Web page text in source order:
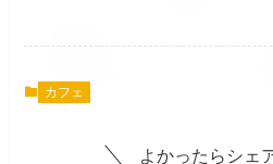
カフェ
よかったらシェ